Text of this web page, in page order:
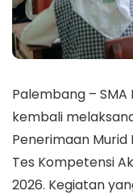
Palembang –
kembali
Penerimaan Murid
Tes Kompetensi
2026. Kegiatan